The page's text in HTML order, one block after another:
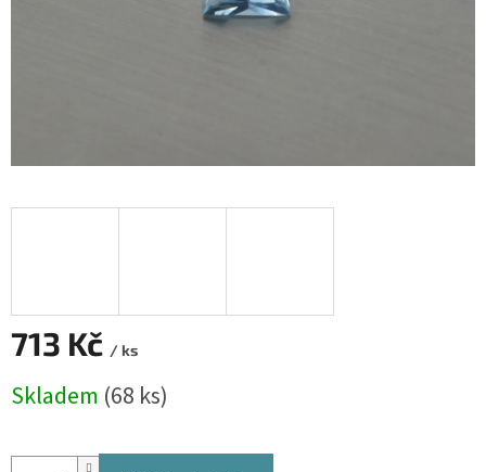
713 Kč / ks
cena:
Skladem (68 ks)